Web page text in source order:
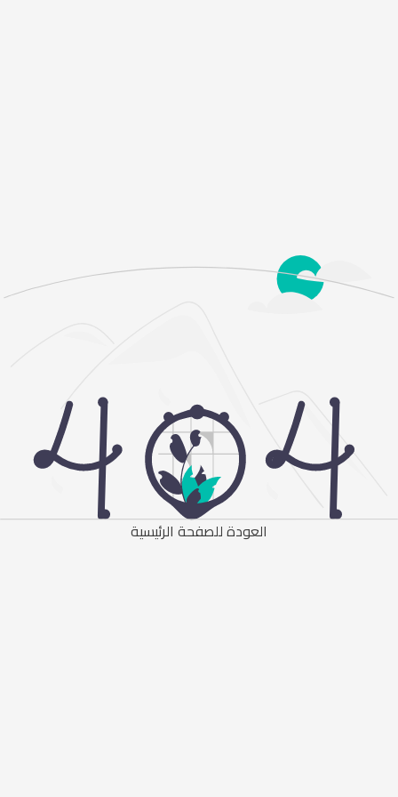
العودة للصفحة الرئيسية